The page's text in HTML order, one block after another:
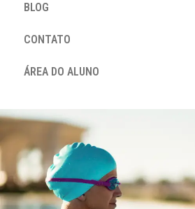
BLOG
CONTATO
ÁREA DO ALUNO